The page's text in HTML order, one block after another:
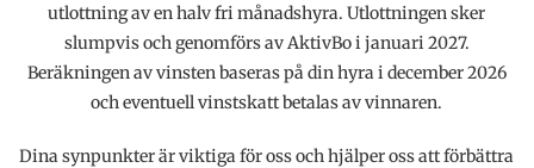
utlottning av en halv fri månadshyra. Utlottningen sker
slumpvis och genomförs av AktivBo i januari 2027.
Beräkningen av vinsten baseras på din hyra i december 2026
och eventuell vinstskatt betalas av vinnaren.
Dina synpunkter är viktiga för oss och hjälper oss att förbättra